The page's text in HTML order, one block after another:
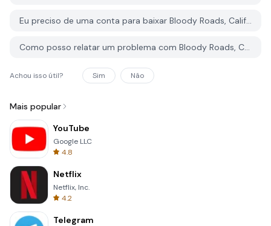
Eu preciso de uma conta para baixar Bloody Roads, California do PGYER APK HUB?
Como posso relatar um problema com Bloody Roads, California no PGYER APK HUB?
Achou isso útil? Sim Não
Mais popular
YouTube
Google LLC
4.8
Netflix
Netflix, Inc.
4.2
Telegram